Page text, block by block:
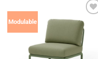
Modulable
Añadir
lista
deseos